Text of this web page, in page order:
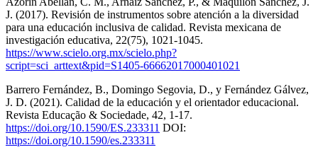
J. (2017). Revisión de instrumentos sobre atención a la diversidad
para una educación inclusiva de calidad. Revista mexicana de
investigación educativa, 22(75), 1021-1045.
https://www.scielo.org.mx/scielo.php?
script=sci_arttext&pid=S1405-66662017000401021
Barrero Fernández, B., Domingo Segovia, D., y Fernández Gálvez,
J. D. (2021). Calidad de la educación y el orientador educacional.
Revista Educação & Sociedade, 42, 1-17.
https://doi.org/10.1590/ES.233311 DOI:
https://doi.org/10.1590/es.233311